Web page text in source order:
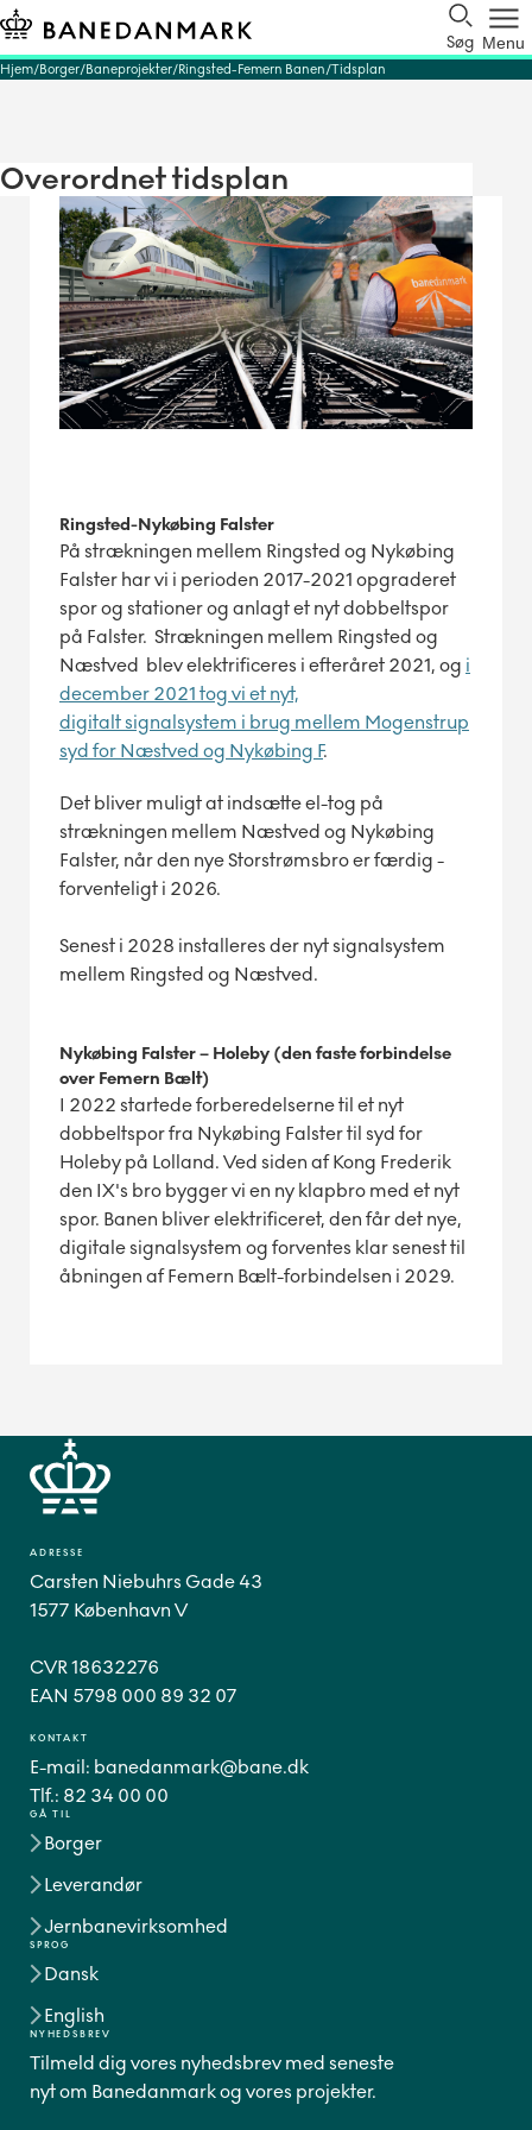
Søg Menu
Hjem Borger Baneprojekter Ringsted-Femern Banen Tidsplan
Overordnet tidsplan
Ringsted-Nykøbing Falster
På strækningen mellem Ringsted og Nykøbing
Falster har vi i perioden 2017-2021 opgraderet
spor og stationer og anlagt et nyt dobbeltspor
på Falster. Strækningen mellem Ringsted og
Næstved blev elektrificeres i efteråret 2021, og i
december 2021 tog vi et nyt,
digitalt signalsystem i brug mellem Mogenstrup
syd for Næstved og Nykøbing F.
Det bliver muligt at indsætte el-tog på
strækningen mellem Næstved og Nykøbing
Falster, når den nye Storstrømsbro er færdig -
forventeligt i 2026.
Senest i 2028 installeres der nyt signalsystem
mellem Ringsted og Næstved.
Nykøbing Falster – Holeby (den faste forbindelse
over Femern Bælt)
I 2022 startede forberedelserne til et nyt
dobbeltspor fra Nykøbing Falster til syd for
Holeby på Lolland. Ved siden af Kong Frederik
den IX's bro bygger vi en ny klapbro med et nyt
spor. Banen bliver elektrificeret, den får det nye,
digitale signalsystem og forventes klar senest til
åbningen af Femern Bælt-forbindelsen i 2029.
GÅ TIL
Borger
Leverandør
Jernbanevirksomhed
SPROG
Dansk
English
ADRESSE
Carsten Niebuhrs Gade 43
1577 København V
CVR 18632276
EAN 5798 000 89 32 07
KONTAKT
E-mail: banedanmark@bane.dk
Tlf.: 82 34 00 00
NYHEDSBREV
Tilmeld dig vores nyhedsbrev med seneste
nyt om Banedanmark og vores projekter.